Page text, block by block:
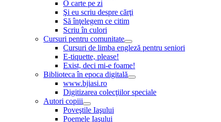
O carte pe zi
Şi eu scriu despre cărţi
Să înţelegem ce citim
Scriu în culori
Cursuri pentru comunitate
Cursuri de limba engleză pentru seniori
E-tiquette, please!
Exist, deci mi-e foame!
Biblioteca în epoca digitală
www.bjiasi.ro
Digitizarea colecţiilor speciale
Autori copiii
Poveştile Iaşului
Poemele Iaşului